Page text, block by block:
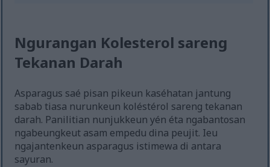
Ngurangan Kolesterol sareng
Tekanan Darah
Asparagus saé pisan pikeun kaséhatan jantung
sabab tiasa nurunkeun koléstérol sareng tekanan
darah. Panilitian nunjukkeun yén éta ngabantosan
ngabeungkeut asam empedu dina peujit. Ieu
ngajantenkeun asparagus istimewa di antara
sayuran.